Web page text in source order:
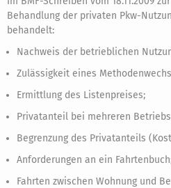
Behandlung der privaten Pkw-
behandelt:
Nachweis der betrieblichen
Zulässigkeit eines
Ermittlung des Listenpreises;
Privatanteil bei mehreren
Begrenzung des Privatanteils
Anforderungen an ein
Fahrten zwischen Wohnung und